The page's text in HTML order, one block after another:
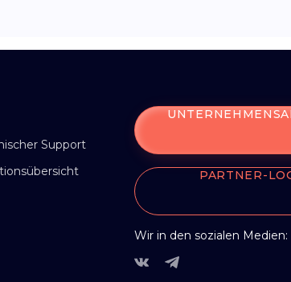
Support
PARTNER-
Wir in den sozialen Medien: